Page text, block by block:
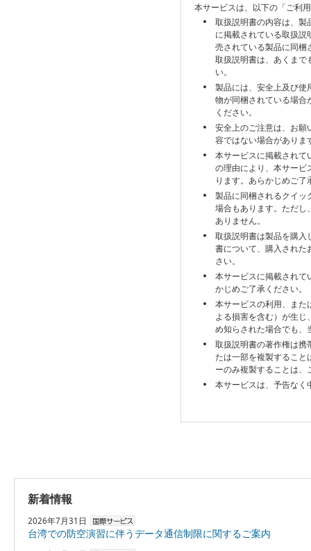
本サービスは、以下の「ご利
取扱説明書の内容は、製
に掲載されている取扱
売されている製品に同梱
取扱説明書は、あくまで
い。
製品には、安全上及び使
物が同梱されている場合
ください。
安全上のご注意は、お願
容ではない場合がありま
本サービスに掲載されて
の理由により、本サービ
ります。あらかじめご了
製品に同梱されるクイッ
場合もあります。ただし
ありません。
取扱説明書は製品を購入
書について、購入された
さい。
本サービスに掲載されて
かじめご了承ください。
本サービスの利用、また
よる損害を含む）が生
め知らされた場合でも、
取扱説明書の著作権は携
たは一部を複製すること
ーのみ複製することは
本サービスは、予告なく
新着情報
2026年7月31日
台湾での防空演習に伴うデータ通信制限に関するご案内